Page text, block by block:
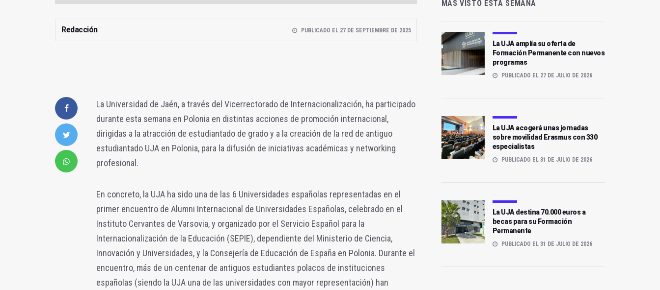
Redacción PUBLICADO EL 27 DE SEPTIEMBRE DE 2025
La Universidad de Jaén, a través del Vicerrectorado de Internacionalización, ha participado
durante esta semana en Polonia en distintas acciones de promoción internacional,
dirigidas a la atracción de estudiantado de grado y a la creación de la red de antiguo
estudiantado UJA en Polonia, para la difusión de iniciativas académicas y networking
profesional.
En concreto, la UJA ha sido una de las 6 Universidades españolas representadas en el
primer encuentro de Alumni Internacional de Universidades Españolas, celebrado en el
Instituto Cervantes de Varsovia, y organizado por el Servicio Español para la
Internacionalización de la Educación (SEPIE), dependiente del Ministerio de Ciencia,
Innovación y Universidades, y la Consejería de Educación de España en Polonia. Durante el
encuentro, más de un centenar de antiguos estudiantes polacos de instituciones
españolas (siendo la UJA una de las universidades con mayor representación) han
MÁS VISTO ESTA SEMANA
La UJA amplía su oferta de
Formación Permanente con nuevos
programas
PUBLICADO EL 27 DE JULIO DE 2026
La UJA acogerá unas jornadas
sobre movilidad Erasmus con 330
especialistas
PUBLICADO EL 31 DE JULIO DE 2026
La UJA destina 70.000 euros a
becas para su Formación
Permanente
PUBLICADO EL 31 DE JULIO DE 2026